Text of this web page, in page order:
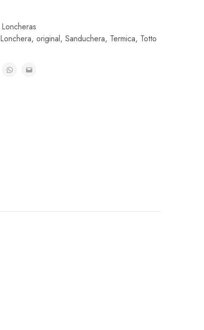
Loncheras
Lonchera, original, Sanduchera, Termica, Totto